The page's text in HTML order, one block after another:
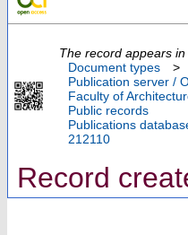
The record appears
Document types
>
Publication server /
Faculty of
Public records
Publications
212110
Record